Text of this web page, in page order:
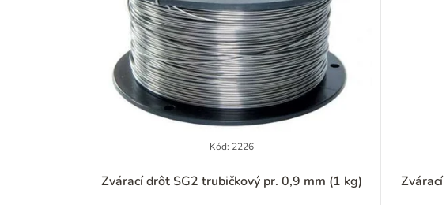
Zvárací drôt SG2 trubičkový pr. 0,9 mm (1 kg)
Kód: 2226